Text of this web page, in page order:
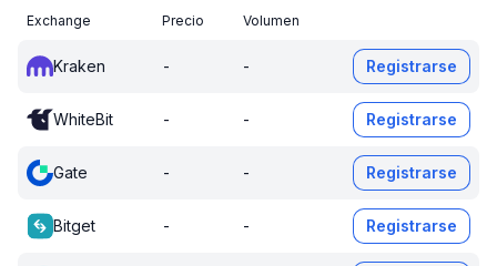
Exchange Precio Volumen
Kraken - - Registrarse
WhiteBit - - Registrarse
Gate - - Registrarse
Bitget - - Registrarse